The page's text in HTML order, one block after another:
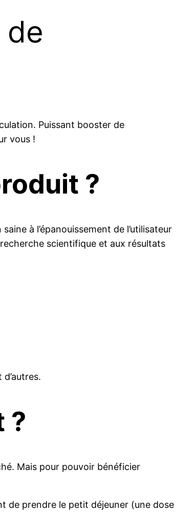
Puissant booster de
vous !
?
à l’épanouissement de l’utilisateur
scientifique et aux résultats
?
Mais pour pouvoir bénéficier
de prendre le petit déjeuner (une dose